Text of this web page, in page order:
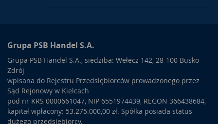
Grupa PSB Handel S.A.
Grupa PSB Handel S.A., siedziba: Wełecz 142, 28-100 Busko-
Zdrój
wpisana do Rejestru Przedsiębiorców prowadzonego przez
Sąd Rejonowy w Kielcach
pod nr KRS 0000661047, NIP 6551974439, REGON 366438684,
kapitał wpłacony: 53.275.000,00 zł. Spółka posiada status
dużego przedsiębiorcy.